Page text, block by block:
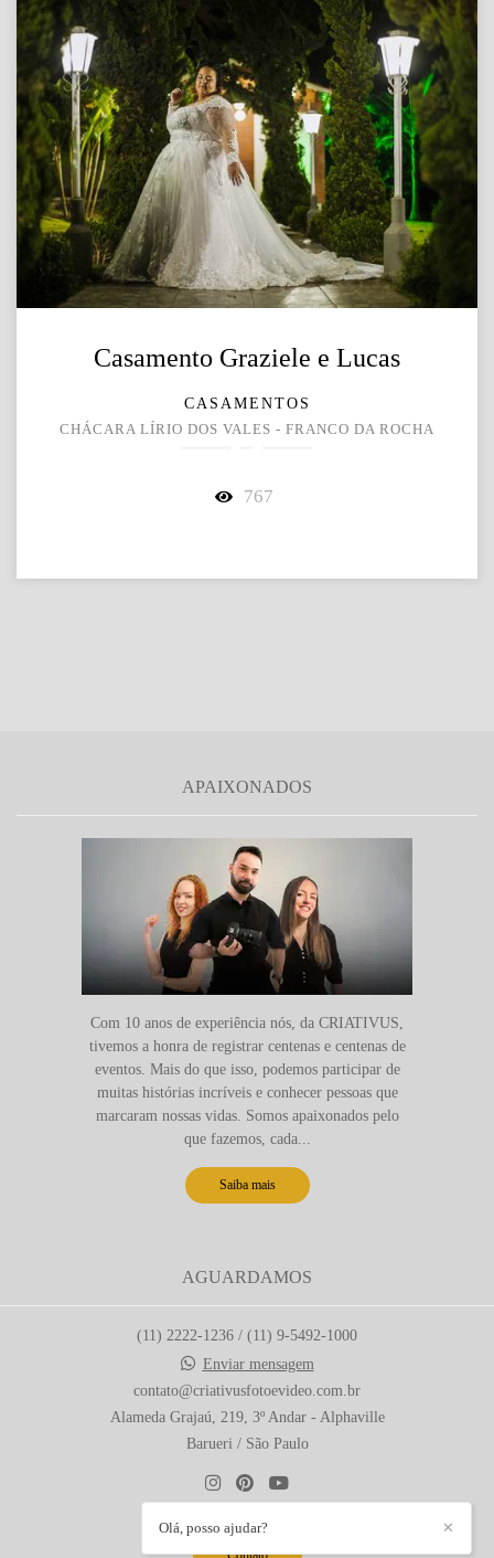
Casamento Graziele e Lucas
CASAMENTOS
CHÁCARA LÍRIO DOS VALES - FRANCO DA ROCHA
767
APAIXONADOS
Com 10 anos de experiência nós, da CRIATIVUS,
tivemos a honra de registrar centenas e centenas de
eventos. Mais do que isso, podemos participar de
muitas histórias incríveis e conhecer pessoas que
marcaram nossas vidas. Somos apaixonados pelo
que fazemos, cada...
Saiba mais
AGUARDAMOS
(11) 2222-1236 / (11) 9-5492-1000
Enviar mensagem
contato@criativusfotoevideo.com.br
Alameda Grajaú, 219, 3º Andar - Alphaville
Barueri / São Paulo
✕
Olá, posso ajudar?